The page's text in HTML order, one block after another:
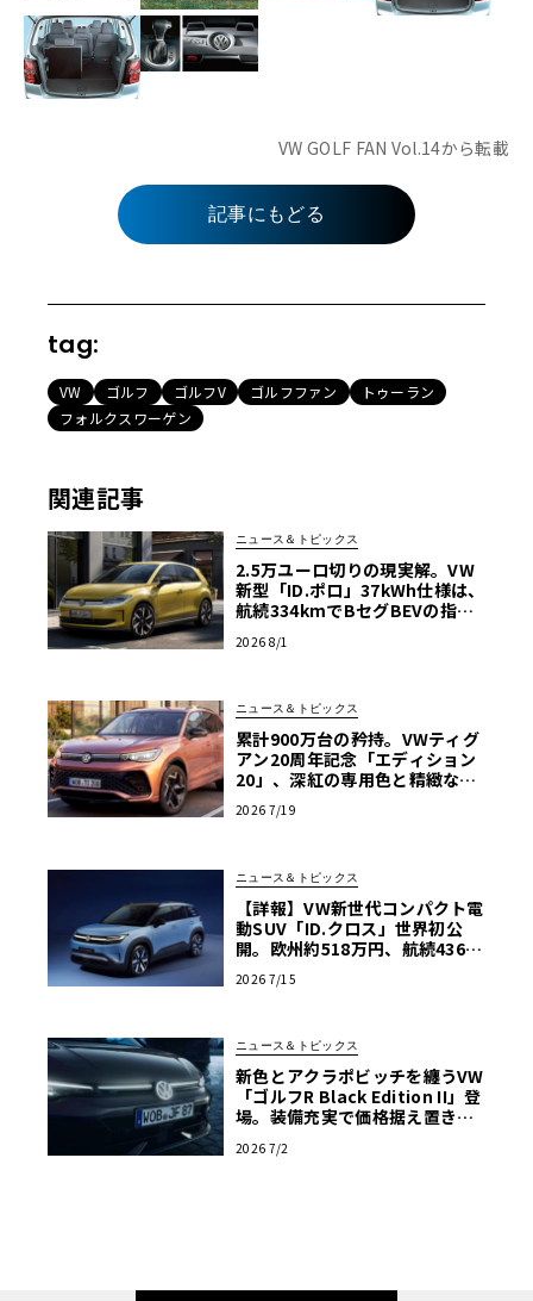
VW GOLF FAN Vol.14から転載
記事にもどる
tag:
VW ゴルフ ゴルフV ゴルフファン
トゥーラン
フォルクスワーゲン
関連記事
ニュース＆トピックス
2.5万ユーロ切りの現実解。VW
新型「ID.ポロ」37kWh仕様は、
航続334kmでBセグBEVの指標
2026 8/1
ニュース＆トピックス
累計900万台の矜持。VWティグ
アン20周年記念「エディション
20」、深紅の専用色と精緻な仕
2026 7/19
ニュース＆トピックス
【詳報】VW新世代コンパクト電
動SUV「ID.クロス」世界初公
開。欧州約518万円、航続436k
2026 7/15
ニュース＆トピックス
新色とアクラポビッチを纏うVW
「ゴルフR Black Edition II」登
場。装備充実で価格据え置きの5
2026 7/2